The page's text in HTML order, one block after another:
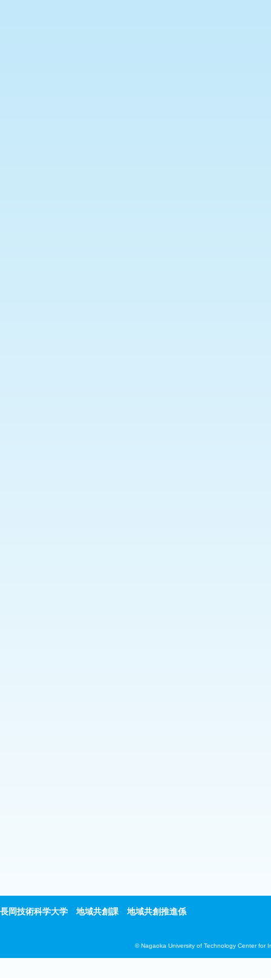
長岡技術科学大学 地域共創課 地域共創推進係
© Nagaoka University of Technology Center for